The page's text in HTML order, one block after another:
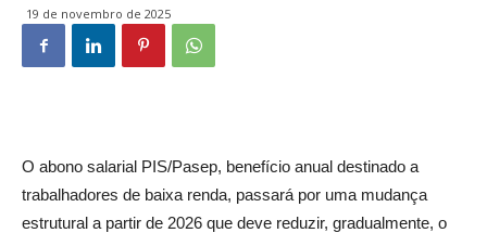
19 de novembro de 2025
O abono salarial PIS/Pasep, benefício anual destinado a
trabalhadores de baixa renda, passará por uma mudança
estrutural a partir de 2026 que deve reduzir, gradualmente, o